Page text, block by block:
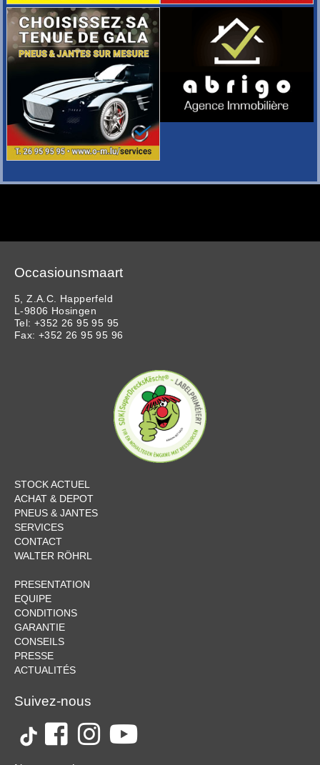
Occasiounsmaart
5, Z.A.C. Happerfeld
L-9806 Hosingen
Tel: +352 26 95 95 95
Fax: +352 26 95 95 96
STOCK ACTUEL
ACHAT & DEPOT
PNEUS & JANTES
SERVICES
CONTACT
WALTER RÖHRL
PRESENTATION
EQUIPE
CONDITIONS
GARANTIE
CONSEILS
PRESSE
ACTUALITÉS
Suivez-nous